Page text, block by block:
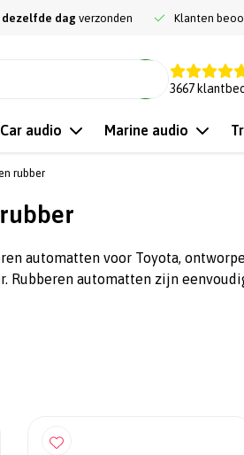
dezelfde dag verzonden Klanten
3667
Car audio Marine audio
rubber
automatten voor Toyota,
Rubberen automatten zijn